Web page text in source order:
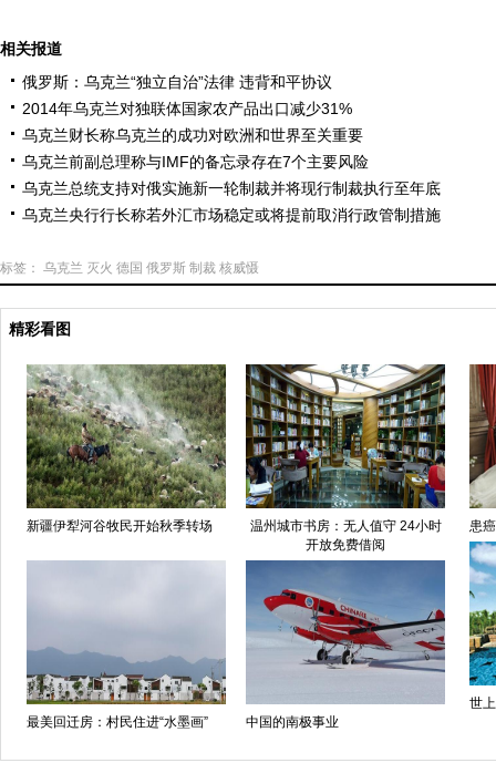
相关报道
俄罗斯：乌克兰“独立自治”法律 违背和平协议
2014年乌克兰对独联体国家农产品出口减少31%
乌克兰财长称乌克兰的成功对欧洲和世界至关重要
乌克兰前副总理称与IMF的备忘录存在7个主要风险
乌克兰总统支持对俄实施新一轮制裁并将现行制裁执行至年底
乌克兰央行行长称若外汇市场稳定或将提前取消行政管制措施
标签： 乌克兰 灭火 德国 俄罗斯 制裁 核威慑
精彩看图
新疆伊犁河谷牧民开始秋季转场
温州城市书房：无人值守 24小时
开放免费借阅
最美回迁房：村民住进“水墨画” 中国的南极事业
患
世